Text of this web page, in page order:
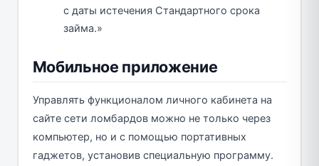
с даты истечения Стандартного срока
займа.»
Мобильное приложение
Управлять функционалом личного кабинета на
сайте сети ломбардов можно не только через
компьютер, но и с помощью портативных
гаджетов, установив специальную программу.